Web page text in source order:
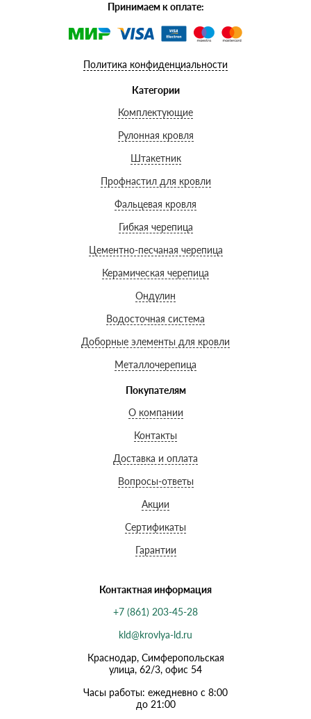
Принимаем к оплате:
Политика конфиденциальности
Категории
Комплектующие
Рулонная кровля
Штакетник
Профнастил для кровли
Фальцевая кровля
Гибкая черепица
Цементно-песчаная черепица
Керамическая черепица
Ондулин
Водосточная система
Доборные элементы для кровли
Металлочерепица
Покупателям
О компании
Контакты
Доставка и оплата
Вопросы-ответы
Акции
Сертификаты
Гарантии
Контактная информация
+7 (861) 203-45-28
kld@krovlya-ld.ru
Краснодар, Симферопольская
улица, 62/3, офис 54
Часы работы: ежедневно с 8:00
до 21:00